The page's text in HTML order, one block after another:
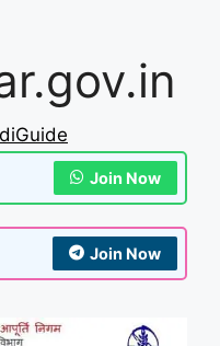
Join Now
Join Now